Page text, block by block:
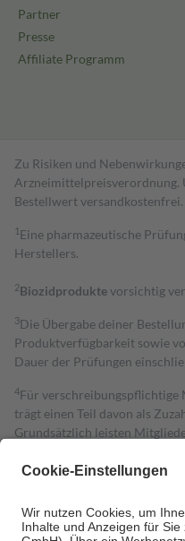
Partner
Presse
Affiliate Programm
Zu Risiken und
Arzneimittelpreisverordnung.
Bestell­wert
1 Eine pharmazeutische
Herstellers.
2Biozidproduktevorsichtig
3Die Übergabe deiner
Produktverfügbarkeit sowie
Dauer der Prüfungen
4Für verschreibungspflichtige
trägt einen Teil davon als
Grundsätzlich leisten
Diese Regeln gelten
Um das Engagement der
• Kindern und Jugendlichen